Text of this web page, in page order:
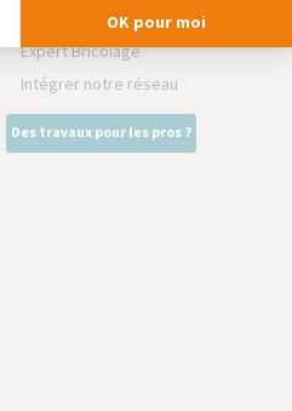
La Maison des Architectes
Expert Bricolage
Intégrer notre réseau
Des travaux pour les pros ?
OK pour moi